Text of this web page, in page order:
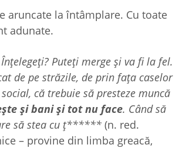
aruncate la întâmplare. Cu toate
adunate.
Puteți merge și va fi la fel.
de pe străzile, de prin fața caselor
că trebuie să presteze muncă
și bani și tot nu face. Când să
să stea cu ț****** (n. red.
– provine din limba greacă,